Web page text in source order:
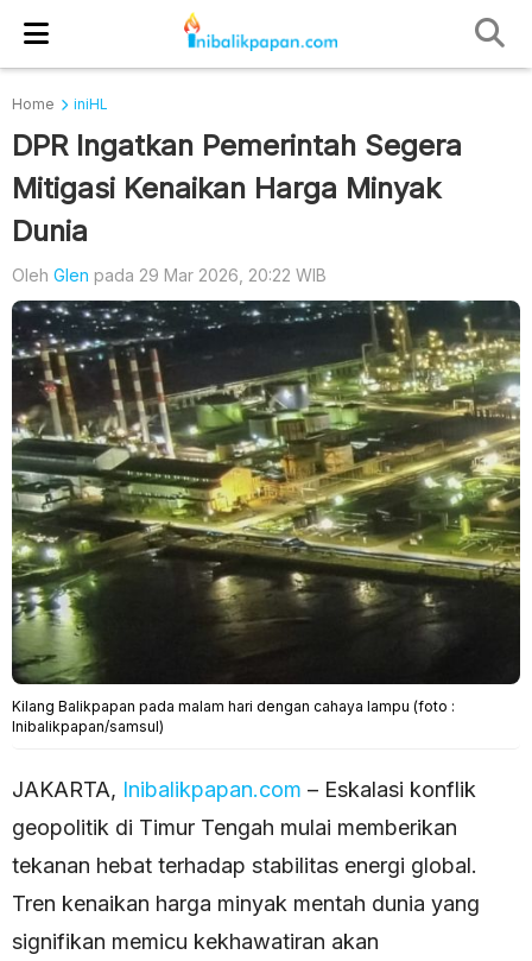
Home iniHL
DPR Ingatkan Pemerintah Segera
Mitigasi Kenaikan Harga Minyak
Dunia
Oleh Glen pada 29 Mar 2026, 20:22 WIB
Kilang Balikpapan pada malam hari dengan cahaya lampu (foto :
Inibalikpapan/samsul)
JAKARTA, Inibalikpapan.com – Eskalasi konflik
geopolitik di Timur Tengah mulai memberikan
tekanan hebat terhadap stabilitas energi global.
Tren kenaikan harga minyak mentah dunia yang
signifikan memicu kekhawatiran akan